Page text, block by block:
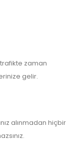
zaman
gelir.
alınmadan hiçbir